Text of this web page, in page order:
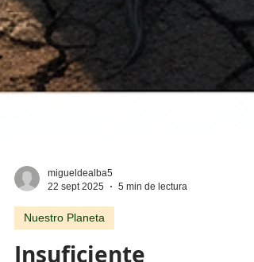
22 sept 2025